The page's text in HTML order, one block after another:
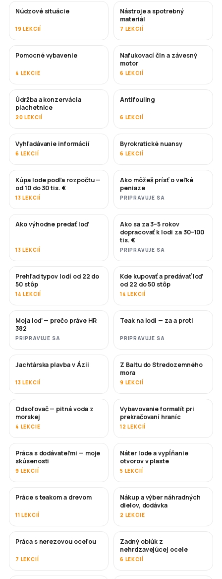
Núdzové situácie
19 LEKCIÍ
Nástroje a spotrebný
materiál
7 LEKCIÍ
Pomocné vybavenie
4 LEKCIE
Nafukovací čln a závesný
motor
6 LEKCIÍ
Údržba a konzervácia
plachetnice
20 LEKCIÍ
ČOSKORO
Antifouling
6 LEKCIÍ
Vyhľadávanie informácií
6 LEKCIÍ
Byrokratické nuansy
6 LEKCIÍ
ČOSKORO
Kúpa lode podľa rozpočtu —
od 10 do 30 tis. €
13 LEKCIÍ
ČOSKORO
Ako môžeš prísť o veľké
peniaze
PRIPRAVUJE SA
NOVÉ
Ako výhodne predať loď
13 LEKCIÍ
NOVÉ
Ako sa za 3–5 rokov
dopracovať k lodi za 30–100
tis. €
PRIPRAVUJE SA
ČOSKORO
Prehľad typov lodí od 22 do
50 stôp
14 LEKCIÍ
ČOSKORO
Kde kupovať a predávať loď
od 22 do 50 stôp
14 LEKCIÍ
ČOSKORO
Moja loď — prečo práve HR
382
PRIPRAVUJE SA
ČOSKORO
Teak na lodi — za a proti
PRIPRAVUJE SA
ČOSKORO
Jachtárska plavba v Ázii
13 LEKCIÍ
ČOSKORO
Z Baltu do Stredozemného
mora
9 LEKCIÍ
ČOSKORO
Odsoľovač — pitná voda z
morskej
4 LEKCIE
Vybavovanie formalít pri
prekračovaní hraníc
12 LEKCIÍ
ČOSKORO
Práca s dodávateľmi — moje
skúsenosti
9 LEKCIÍ
ČOSKORO
Náter lode a vypĺňanie
otvorov v plaste
5 LEKCIÍ
Práce s teakom a drevom
11 LEKCIÍ
ČOSKORO
Nákup a výber náhradných
dielov, dodávka
2 LEKCIE
ČOSKORO
Práca s nerezovou oceľou
7 LEKCIÍ
Zadný oblúk z
nehrdzavejúcej ocele
6 LEKCIÍ